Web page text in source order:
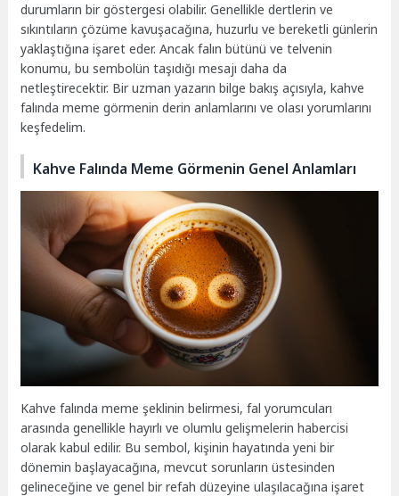
durumların bir göstergesi olabilir. Genellikle dertlerin ve
sıkıntıların çözüme kavuşacağına, huzurlu ve bereketli günlerin
yaklaştığına işaret eder. Ancak falın bütünü ve telvenin
konumu, bu sembolün taşıdığı mesajı daha da
netleştirecektir. Bir uzman yazarın bilge bakış açısıyla, kahve
falında meme görmenin derin anlamlarını ve olası yorumlarını
keşfedelim.
Kahve Falında Meme Görmenin Genel Anlamları
Kahve falında meme şeklinin belirmesi, fal yorumcuları
arasında genellikle hayırlı ve olumlu gelişmelerin habercisi
olarak kabul edilir. Bu sembol, kişinin hayatında yeni bir
dönemin başlayacağına, mevcut sorunların üstesinden
gelineceğine ve genel bir refah düzeyine ulaşılacağına işaret